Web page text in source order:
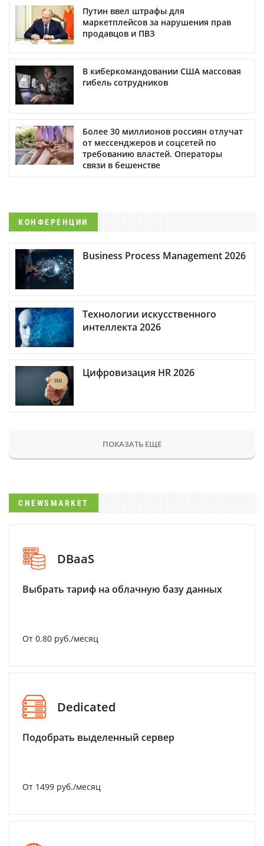
Путин ввел штрафы для
маркетплейсов за нарушения прав
продавцов и ПВЗ
В киберкомандовании США массовая
гибель сотрудников
Более 30 миллионов россиян отлучат
от мессенджеров и соцсетей по
требованию властей. Операторы
связи в бешенстве
КОНФЕРЕНЦИИ
Business Process Management 2026
Технологии искусственного
интеллекта 2026
Цифровизация HR 2026
ПОКАЗАТЬ ЕЩЕ
CNEWSMARKET
DBaaS
Выбрать тариф на облачную базу данных
От 0.80 руб./месяц
Dedicated
Подобрать выделенный сервер
От 1499 руб./месяц